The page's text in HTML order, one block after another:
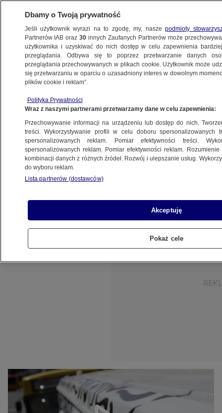
WROCŁAW
22.05.2012, 16:55
Udostępnij
Kilkadziesiąt puszek farby, profesjonalni
graficiarze i stary autobus MPK. Tak wrocławski
przewoźnik promuje akcję przeciwko wandalom
Dbamy o Twoją prywatność
Jeśli użytkownik wyrazi na to zgodę, my, naszepodmioty
Partnerów IAB oraz30 innych Zaufanych Partnerów może
użytkownika i uzyskiwać do nich dostęp w celu zapewnienia
przeglądania. Odbywa się to poprzez przetwarzanie danych
przeglądania przechowywanych w plikach cookie. Użytkownik może
się przetwarzaniu w oparciu o uzasadniony interes w dowolnym
plików cookie i reklam”.
Polityka Prywatności
Wraz z naszymi partnerami przetwarzamy dane w celu zapewnienia:
Przechowywanie informacji na urządzeniu lub dostęp do nich.
treści. Wykorzystywanie profili w celu doboru spersonalizowanych
spersonalizowanych reklam. Pomiar efektywności treści.
spersonalizowanych reklam. Pomiar efektywności reklam.
kombinacji danych z różnych źródeł. Rozwój i ulepszanie usług.
do wyboru reklam.
Lista partnerów (dostawców)
Akceptuję
Pokaż cele